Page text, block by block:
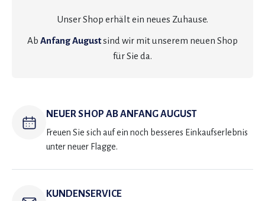
Unser Shop erhält ein neues Zuhause.
Ab Anfang Augustsind wir mit unserem neuen Shop
für Sie da.
NEUER SHOP AB ANFANG AUGUST
Freuen Sie sich auf ein noch besseres Einkaufserlebnis
unter neuer Flagge.
KUNDENSERVICE